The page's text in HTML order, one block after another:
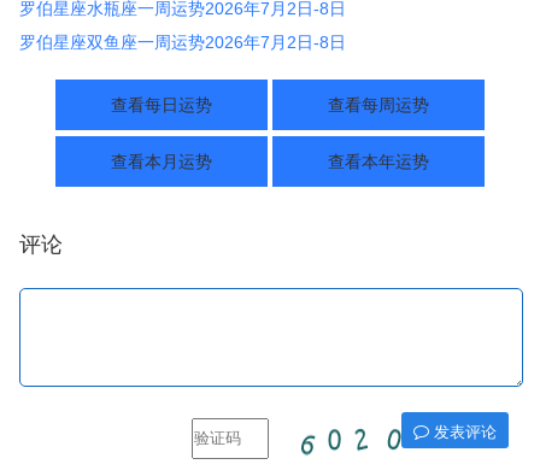
罗伯星座水瓶座一周运势2026年7月2日-8日
罗伯星座双鱼座一周运势2026年7月2日-8日
查看每日运势 查看每周运势
查看本月运势 查看本年运势
评论
发表评论